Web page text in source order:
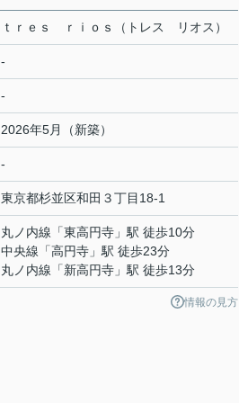
ｔｒｅｓ ｒｉｏｓ（トレス リオス）
-
-
2026年5月（新築）
-
東京都杉並区和田 ３丁目18-1
丸ノ内線 「東高円寺 」駅 徒歩10分
中央線 「高円寺 」駅 徒歩23分
丸ノ内線 「新高円寺 」駅 徒歩13分
情報の見方